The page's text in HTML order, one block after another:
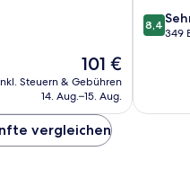
Der
Preis
beträgt
101 €
Steuern & Gebühren
14. Aug.–15. Aug.
8.4
von
8,4
349
vergleichen